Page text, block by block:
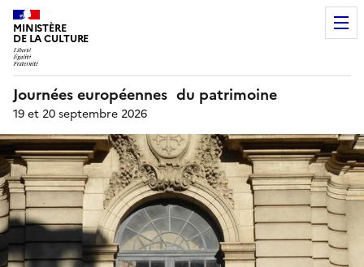
MINISTÈRE
DE LA CULTURE
Journées européennes du patrimoine
19 et 20 septembre 2026